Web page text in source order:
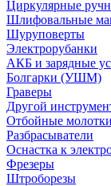
Циркулярные
Шлифовальные
Шуруповерты
Электрорубанки
АКБ и зарядные
Болгарки (УШМ)
Граверы
Другой
Отбойные молотки
Разбрасыватели
Оснастка к
Фрезеры
Штроборезы